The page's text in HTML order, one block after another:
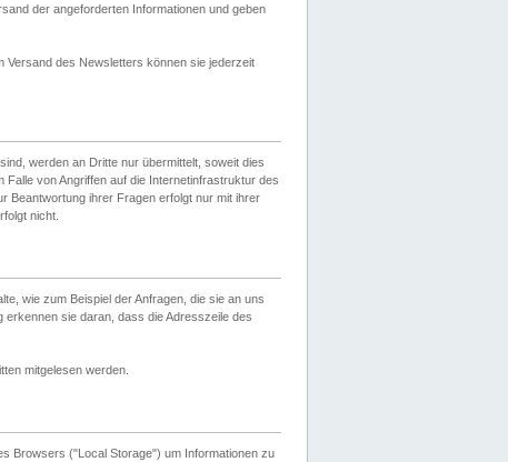
der angeforderten Informationen und geben
Versand des Newsletters können sie jederzeit
werden an Dritte nur übermittelt, soweit dies
von Angriffen auf die Internetinfrastruktur des
Beantwortung ihrer Fragen erfolgt nur mit ihrer
nicht.
wie zum Beispiel der Anfragen, die sie an uns
sie daran, dass die Adresszeile des
mitgelesen werden.
Browsers ("Local Storage") um Informationen zu